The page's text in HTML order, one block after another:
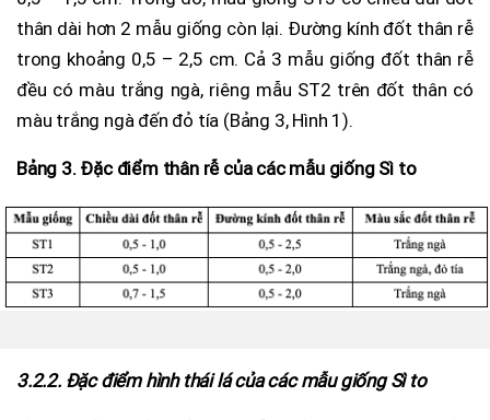
thân dài hơn 2 mẫu giống còn lại. Đường kính đốt thân rễ
trong khoảng 0,5 – 2,5 cm. Cả 3 mẫu giống đốt thân rễ
đều có màu trắng ngà, riêng mẫu ST2 trên đốt thân có
màu trắng ngà đến đỏ tía (Bảng 3, Hình 1).
Bảng 3. Đặc điểm thân rễ của các mẫu giống Sì to
3.2.2. Đặc điểm hình thái lá của các mẫu giống Sì to